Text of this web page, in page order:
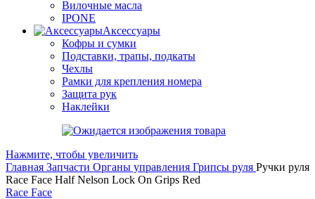
Вилочные масла
IPONE
Аксессуары
Кофры и сумки
Подставки, трапы, подкаты
Чехлы
Рамки для крепления номера
Защита рук
Наклейки
Нажмите, чтобы увеличить
Главная Запчасти Органы управления Грипсы руля Ручки руля
Race Face Half Nelson Lock On Grips Red
Race Face